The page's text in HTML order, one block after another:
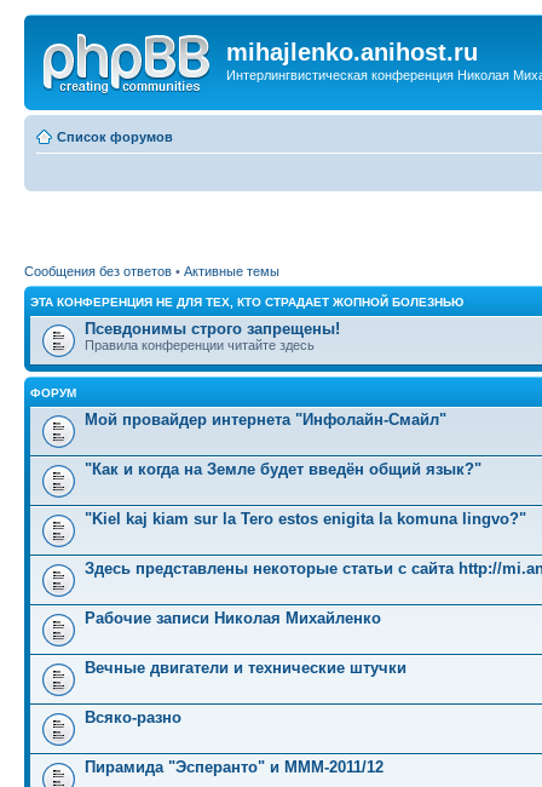
mihajlenko.anihost.ru
Интерлингвистическая конференция Николая
Список форумов
Сообщения без ответов • Активные темы
ЭТА КОНФЕРЕНЦИЯ НЕ ДЛЯ ТЕХ, КТО СТРАДАЕТ ЖОПНОЙ БОЛЕЗНЬЮ
Псевдонимы строго запрещены!
Правила конференции читайте здесь
ФОРУМ
Мой провайдер интернета "Инфолайн-Смайл"
"Как и когда на Земле будет введён общий язык?"
"Kiel kaj kiam sur la Tero estos enigita la komuna lingvo?"
Здесь представлены некоторые статьи с сайта http://
Рабочие записи Николая Михайленко
Вечные двигатели и технические штучки
Всяко-разно
Пирамида "Эсперанто" и MMM-2011/12